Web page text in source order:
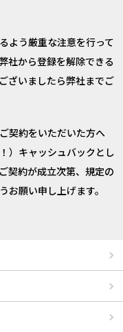
よう厳重な注意を行って
社から登録を解除できる
ざいましたら弊社までご
契約をいただいた方へ
）キャッシュバックとし
契約が成立次第、規定の
お願い申し上げます。